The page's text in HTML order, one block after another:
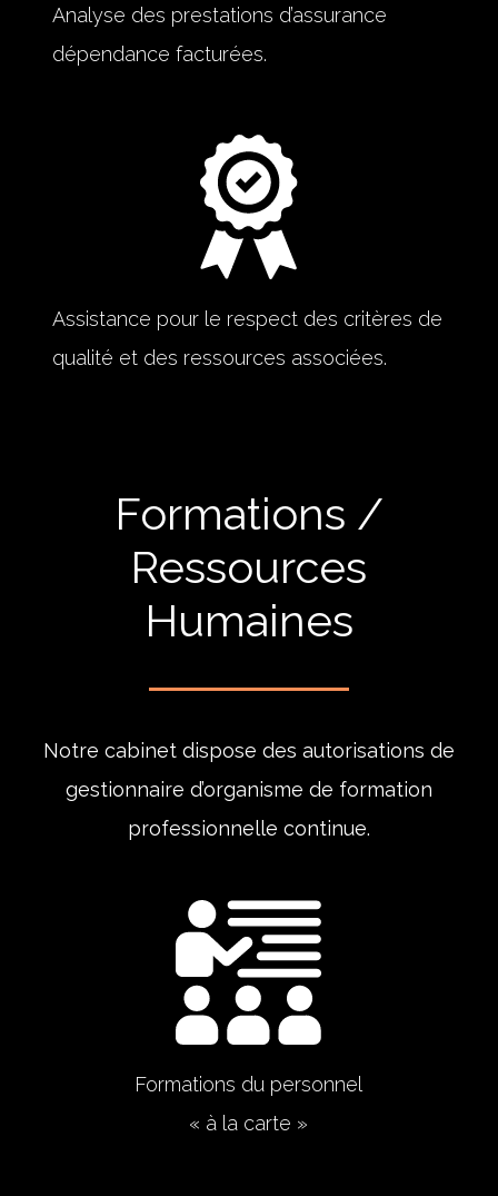
Analyse des prestations d’assurance
dépendance facturées.
Assistance pour le respect des critères de
qualité et des ressources associées.
Formations /
Ressources
Humaines
Notre cabinet dispose des autorisations de
gestionnaire d’organisme de formation
professionnelle continue.
Formations du personnel
« à la carte »